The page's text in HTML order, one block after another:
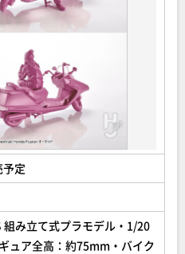
定
立て式プラモデル・1/20
ュア全高：約75mm・バイク